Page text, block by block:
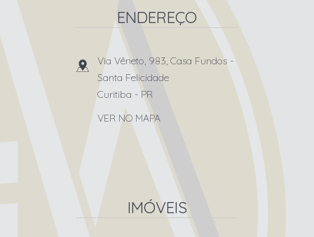
ENDEREÇO
Via Vêneto, 983, Casa Fundos -
Santa Felicidade
Curitiba - PR
VER NO MAPA
IMÓVEIS